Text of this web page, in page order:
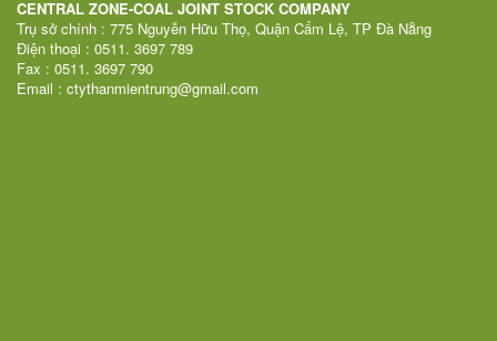
CENTRAL ZONE-COAL JOINT STOCK COMPANY
Trụ sở chính : 775 Nguyễn Hữu Thọ, Quận Cẩm Lệ, TP Đà Nẵng
Điện thoại : 0511. 3697 789
Fax : 0511. 3697 790
Email : ctythanmientrung@gmail.com